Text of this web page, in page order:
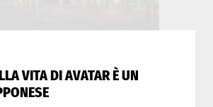
VITA DI AVATAR È UN